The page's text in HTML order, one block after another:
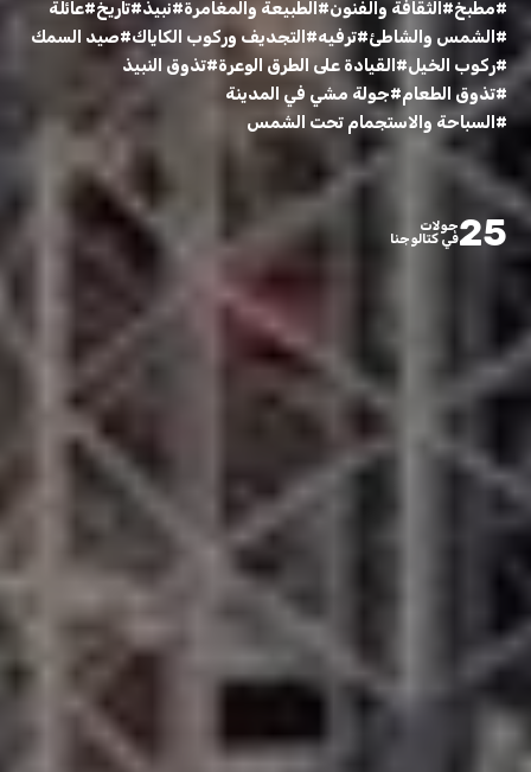
#مطبخ#الثقافة والفنون#الطبيعة والمغامرة#نبيذ#تاريخ#عائلة
#الشمس والشاطئ#ترفيه#التجديف وركوب الكاياك#صيد السمك
#ركوب الخيل#القيادة على الطرق الوعرة#تذوق النبيذ
#تذوق الطعام#جولة مشي في المدينة
#السباحة والاستجمام تحت الشمس
25جولات
في كتالوجنا